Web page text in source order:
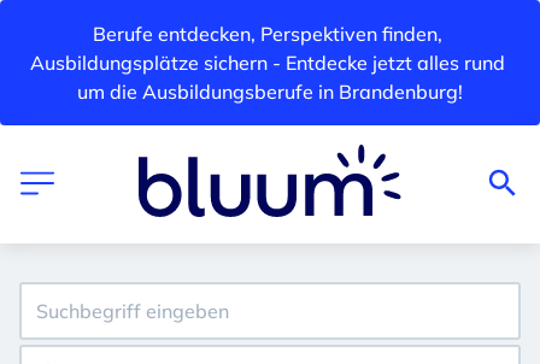
Berufe entdecken, Perspektiven finden,
Ausbildungsplätze sichern - Entdecke jetzt alles rund
um die Ausbildungsberufe in Brandenburg!